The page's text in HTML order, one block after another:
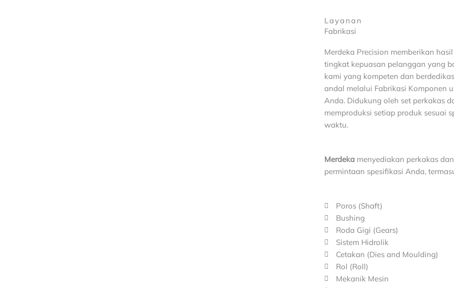
Layanan
Fabrikasi
Merdeka Precision memberikan
tingkat kepuasan pelanggan yang
kami yang kompeten dan
andal melalui Fabrikasi Komponen
Anda. Didukung oleh set perkakas
memproduksi setiap produk sesuai
waktu.
Merdeka menyediakan perkakas
permintaan spesifikasi Anda,
Poros (Shaft)
Bushing
Roda Gigi (Gears)
Sistem Hidrolik
Cetakan (Dies and Moulding)
Rol (Roll)
Mekanik Mesin